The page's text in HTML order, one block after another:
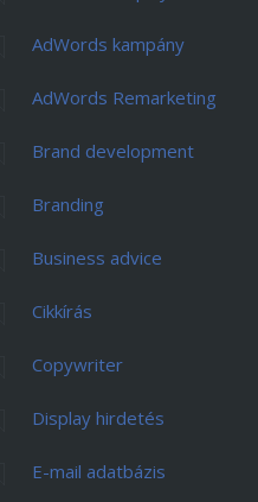
AdWords kampány
AdWords Remarketing
Brand development
Branding
Business advice
Cikkírás
Copywriter
Display hirdetés
E-mail adatbázis